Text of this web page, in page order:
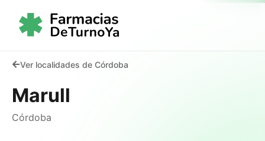
Ver localidades de Córdoba
Marull
Córdoba